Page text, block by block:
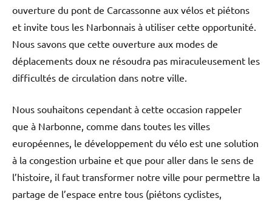
ouverture du pont de Carcassonne aux vélos et piétons
et invite tous les Narbonnais à utiliser cette opportunité.
Nous savons que cette ouverture aux modes de
déplacements doux ne résoudra pas miraculeusement les
difficultés de circulation dans notre ville.
Nous souhaitons cependant à cette occasion rappeler
que à Narbonne, comme dans toutes les villes
européennes, le développement du vélo est une solution
à la congestion urbaine et que pour aller dans le sens de
l’histoire, il faut transformer notre ville pour permettre la
partage de l’espace entre tous (piétons cyclistes,